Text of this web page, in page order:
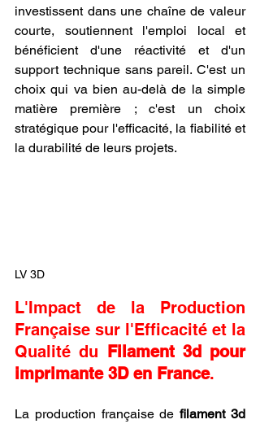
investissent dans une chaîne de valeur
courte, soutiennent l'emploi local et
bénéficient d'une réactivité et d'un
support technique sans pareil. C'est un
choix qui va bien au-delà de la simple
matière première ; c'est un choix
stratégique pour l'efficacité, la fiabilité et
la durabilité de leurs projets.
LV 3D
L'Impact de la Production
Française sur l'Efficacité et la
Qualité du Filament 3d pour
imprimante 3D en France.
La production française de filament 3d